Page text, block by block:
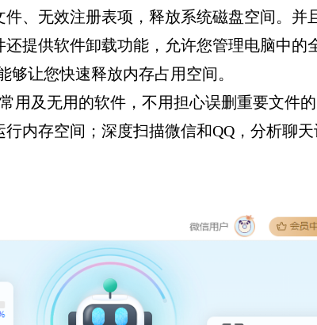
、无效注册表项，释放系统磁盘空间。并
提供软件卸载功能，允许您管理电脑中的
够让您快速释放内存占用空间。
用及无用的软件，不用担心误删重要文件
内存空间；深度扫描微信和QQ，分析聊